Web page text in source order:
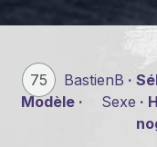
75 BastienB ·
Modèle ·
Sexe ·